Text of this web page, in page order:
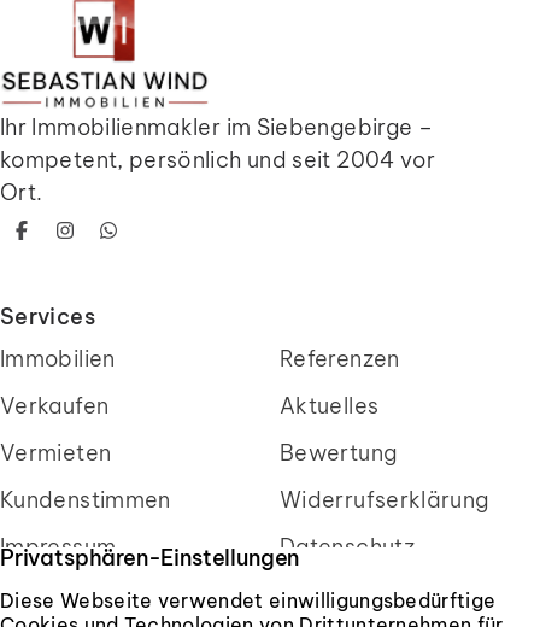
Ihr Immobilienmakler im Siebengebirge –
kompetent, persönlich und seit 2004 vor
Ort.
Facebook
InstagramWhatsApp
Services
Immobilien
Referenzen
Verkaufen
Aktuelles
Vermieten
Bewertung
Kundenstimmen
Widerrufserklärung
Impressum
Datenschutz
Privatsphären-Einstellungen
Diese Webseite verwendet einwilligungsbedürftige